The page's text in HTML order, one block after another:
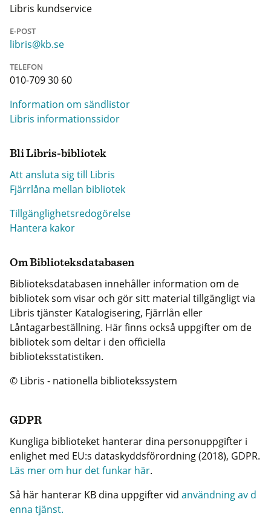
Libris kundservice
E-POST
libris@kb.se
TELEFON
010-709 30 60
Information om sändlistor
Libris informationssidor
Bli Libris-bibliotek
Att ansluta sig till Libris
Fjärrlåna mellan bibliotek
Tillgänglighetsredogörelse
Hantera kakor
Om Biblioteksdatabasen
Biblioteksdatabasen innehåller information om de
bibliotek som visar och gör sitt material tillgängligt via
Libris tjänster Katalogisering, Fjärrlån eller
Låntagarbeställning. Här finns också uppgifter om de
bibliotek som deltar i den officiella
biblioteksstatistiken.
© Libris - nationella bibliotekssystem
GDPR
Kungliga biblioteket hanterar dina personuppgifter i
enlighet med EU:s dataskyddsförordning (2018), GDPR.
Läs mer om hur det funkar här.
Så här hanterar KB dina uppgifter vid användning av d
enna tjänst.